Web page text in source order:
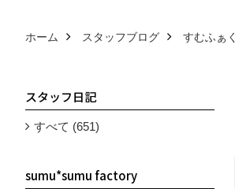
ホーム スタッフブログ すむふぁく
スタッフ日記
すべて (651)
sumu*sumu factory